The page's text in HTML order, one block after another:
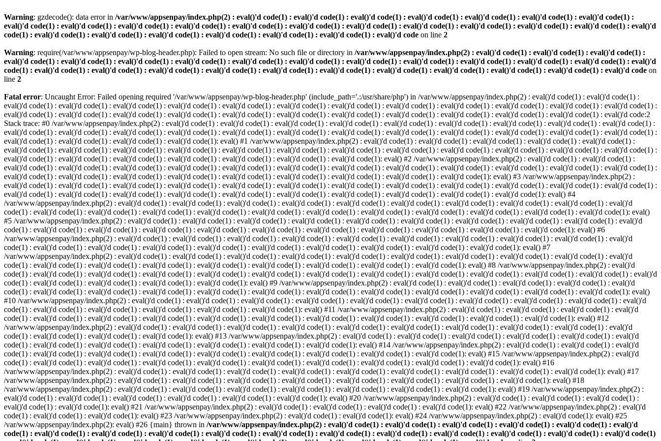
Warning: gzdecode(): data error in /var/www/appsenpay/index.php(2) : eval()'d code(1) : eval()'d code(1) : eval()'d code(1) : eval()'d code(1) : eval()'d code(1) : eval()'d code(1) : eval()'d code(1) :
eval()'d code(1) : eval()'d code(1) : eval()'d code(1) : eval()'d code(1) : eval()'d code(1) : eval()'d code(1) : eval()'d code(1) : eval()'d code(1) : eval()'d code(1) : eval()'d code(1) : eval()'d code(1) : eval()'d
code(1) : eval()'d code(1) : eval()'d code(1) : eval()'d code(1) : eval()'d code(1) : eval()'d code(1) : eval()'d code(1) : eval()'d code on line 2
Warning: require(/var/www/appsenpay/wp-blog-header.php): Failed to open stream: No such file or directory in /var/www/appsenpay/index.php(2) : eval()'d code(1) : eval()'d code(1) : eval()'d code(1) :
eval()'d code(1) : eval()'d code(1) : eval()'d code(1) : eval()'d code(1) : eval()'d code(1) : eval()'d code(1) : eval()'d code(1) : eval()'d code(1) : eval()'d code(1) : eval()'d code(1) : eval()'d code(1) : eval()'d
code(1) : eval()'d code(1) : eval()'d code(1) : eval()'d code(1) : eval()'d code(1) : eval()'d code(1) : eval()'d code(1) : eval()'d code(1) : eval()'d code(1) : eval()'d code(1) : eval()'d code(1) : eval()'d code on
line 2
Fatal error: Uncaught Error: Failed opening required '/var/www/appsenpay/wp-blog-header.php' (include_path='.:/usr/share/php') in /var/www/appsenpay/index.php(2) : eval()'d code(1) : eval()'d code(1) :
eval()'d code(1) : eval()'d code(1) : eval()'d code(1) : eval()'d code(1) : eval()'d code(1) : eval()'d code(1) : eval()'d code(1) : eval()'d code(1) : eval()'d code(1) : eval()'d code(1) : eval()'d code(1) : eval()'d code(1) :
eval()'d code(1) : eval()'d code(1) : eval()'d code(1) : eval()'d code(1) : eval()'d code(1) : eval()'d code(1) : eval()'d code(1) : eval()'d code(1) : eval()'d code(1) : eval()'d code(1) : eval()'d code(1) : eval()'d code:2
Stack trace: #0 /var/www/appsenpay/index.php(2) : eval()'d code(1) : eval()'d code(1) : eval()'d code(1) : eval()'d code(1) : eval()'d code(1) : eval()'d code(1) : eval()'d code(1) : eval()'d code(1) : eval()'d code(1) :
eval()'d code(1) : eval()'d code(1) : eval()'d code(1) : eval()'d code(1) : eval()'d code(1) : eval()'d code(1) : eval()'d code(1) : eval()'d code(1) : eval()'d code(1) : eval()'d code(1) : eval()'d code(1) : eval()'d code(1) :
eval()'d code(1) : eval()'d code(1) : eval()'d code(1) : eval()'d code(1): eval() #1 /var/www/appsenpay/index.php(2) : eval()'d code(1) : eval()'d code(1) : eval()'d code(1) : eval()'d code(1) : eval()'d code(1) :
eval()'d code(1) : eval()'d code(1) : eval()'d code(1) : eval()'d code(1) : eval()'d code(1) : eval()'d code(1) : eval()'d code(1) : eval()'d code(1) : eval()'d code(1) : eval()'d code(1) : eval()'d code(1) : eval()'d code(1) :
eval()'d code(1) : eval()'d code(1) : eval()'d code(1) : eval()'d code(1) : eval()'d code(1) : eval()'d code(1) : eval()'d code(1): eval() #2 /var/www/appsenpay/index.php(2) : eval()'d code(1) : eval()'d code(1) :
eval()'d code(1) : eval()'d code(1) : eval()'d code(1) : eval()'d code(1) : eval()'d code(1) : eval()'d code(1) : eval()'d code(1) : eval()'d code(1) : eval()'d code(1) : eval()'d code(1) : eval()'d code(1) : eval()'d code(1) :
eval()'d code(1) : eval()'d code(1) : eval()'d code(1) : eval()'d code(1) : eval()'d code(1) : eval()'d code(1) : eval()'d code(1) : eval()'d code(1) : eval()'d code(1): eval() #3 /var/www/appsenpay/index.php(2) :
eval()'d code(1) : eval()'d code(1) : eval()'d code(1) : eval()'d code(1) : eval()'d code(1) : eval()'d code(1) : eval()'d code(1) : eval()'d code(1) : eval()'d code(1) : eval()'d code(1) : eval()'d code(1) : eval()'d code(1) :
eval()'d code(1) : eval()'d code(1) : eval()'d code(1) : eval()'d code(1) : eval()'d code(1) : eval()'d code(1) : eval()'d code(1) : eval()'d code(1) : eval()'d code(1) : eval()'d code(1): eval() #4
/var/www/appsenpay/index.php(2) : eval()'d code(1) : eval()'d code(1) : eval()'d code(1) : eval()'d code(1) : eval()'d code(1) : eval()'d code(1) : eval()'d code(1) : eval()'d code(1) : eval()'d code(1) : eval()'d
code(1) : eval()'d code(1) : eval()'d code(1) : eval()'d code(1) : eval()'d code(1) : eval()'d code(1) : eval()'d code(1) : eval()'d code(1) : eval()'d code(1) : eval()'d code(1) : eval()'d code(1) : eval()'d code(1): eval()
#5 /var/www/appsenpay/index.php(2) : eval()'d code(1) : eval()'d code(1) : eval()'d code(1) : eval()'d code(1) : eval()'d code(1) : eval()'d code(1) : eval()'d code(1) : eval()'d code(1) : eval()'d code(1) : eval()'d
code(1) : eval()'d code(1) : eval()'d code(1) : eval()'d code(1) : eval()'d code(1) : eval()'d code(1) : eval()'d code(1) : eval()'d code(1) : eval()'d code(1) : eval()'d code(1) : eval()'d code(1): eval() #6
/var/www/appsenpay/index.php(2) : eval()'d code(1) : eval()'d code(1) : eval()'d code(1) : eval()'d code(1) : eval()'d code(1) : eval()'d code(1) : eval()'d code(1) : eval()'d code(1) : eval()'d code(1) : eval()'d
code(1) : eval()'d code(1) : eval()'d code(1) : eval()'d code(1) : eval()'d code(1) : eval()'d code(1) : eval()'d code(1) : eval()'d code(1) : eval()'d code(1) : eval()'d code(1): eval() #7
/var/www/appsenpay/index.php(2) : eval()'d code(1) : eval()'d code(1) : eval()'d code(1) : eval()'d code(1) : eval()'d code(1) : eval()'d code(1) : eval()'d code(1) : eval()'d code(1) : eval()'d code(1) : eval()'d
code(1) : eval()'d code(1) : eval()'d code(1) : eval()'d code(1) : eval()'d code(1) : eval()'d code(1) : eval()'d code(1) : eval()'d code(1) : eval()'d code(1): eval() #8 /var/www/appsenpay/index.php(2) : eval()'d
code(1) : eval()'d code(1) : eval()'d code(1) : eval()'d code(1) : eval()'d code(1) : eval()'d code(1) : eval()'d code(1) : eval()'d code(1) : eval()'d code(1) : eval()'d code(1) : eval()'d code(1) : eval()'d code(1) : eval()'d
code(1) : eval()'d code(1) : eval()'d code(1) : eval()'d code(1) : eval()'d code(1): eval() #9 /var/www/appsenpay/index.php(2) : eval()'d code(1) : eval()'d code(1) : eval()'d code(1) : eval()'d code(1) : eval()'d
code(1) : eval()'d code(1) : eval()'d code(1) : eval()'d code(1) : eval()'d code(1) : eval()'d code(1) : eval()'d code(1) : eval()'d code(1) : eval()'d code(1) : eval()'d code(1) : eval()'d code(1) : eval()'d code(1): eval()
#10 /var/www/appsenpay/index.php(2) : eval()'d code(1) : eval()'d code(1) : eval()'d code(1) : eval()'d code(1) : eval()'d code(1) : eval()'d code(1) : eval()'d code(1) : eval()'d code(1) : eval()'d code(1) : eval()'d
code(1) : eval()'d code(1) : eval()'d code(1) : eval()'d code(1) : eval()'d code(1) : eval()'d code(1): eval() #11 /var/www/appsenpay/index.php(2) : eval()'d code(1) : eval()'d code(1) : eval()'d code(1) : eval()'d
code(1) : eval()'d code(1) : eval()'d code(1) : eval()'d code(1) : eval()'d code(1) : eval()'d code(1) : eval()'d code(1) : eval()'d code(1) : eval()'d code(1) : eval()'d code(1) : eval()'d code(1): eval() #12
/var/www/appsenpay/index.php(2) : eval()'d code(1) : eval()'d code(1) : eval()'d code(1) : eval()'d code(1) : eval()'d code(1) : eval()'d code(1) : eval()'d code(1) : eval()'d code(1) : eval()'d code(1) : eval()'d
code(1) : eval()'d code(1) : eval()'d code(1) : eval()'d code(1): eval() #13 /var/www/appsenpay/index.php(2) : eval()'d code(1) : eval()'d code(1) : eval()'d code(1) : eval()'d code(1) : eval()'d code(1) : eval()'d
code(1) : eval()'d code(1) : eval()'d code(1) : eval()'d code(1) : eval()'d code(1) : eval()'d code(1) : eval()'d code(1): eval() #14 /var/www/appsenpay/index.php(2) : eval()'d code(1) : eval()'d code(1) : eval()'d
code(1) : eval()'d code(1) : eval()'d code(1) : eval()'d code(1) : eval()'d code(1) : eval()'d code(1) : eval()'d code(1) : eval()'d code(1) : eval()'d code(1): eval() #15 /var/www/appsenpay/index.php(2) : eval()'d
code(1) : eval()'d code(1) : eval()'d code(1) : eval()'d code(1) : eval()'d code(1) : eval()'d code(1) : eval()'d code(1) : eval()'d code(1) : eval()'d code(1) : eval()'d code(1): eval() #16
/var/www/appsenpay/index.php(2) : eval()'d code(1) : eval()'d code(1) : eval()'d code(1) : eval()'d code(1) : eval()'d code(1) : eval()'d code(1) : eval()'d code(1) : eval()'d code(1) : eval()'d code(1): eval() #17
/var/www/appsenpay/index.php(2) : eval()'d code(1) : eval()'d code(1) : eval()'d code(1) : eval()'d code(1) : eval()'d code(1) : eval()'d code(1) : eval()'d code(1) : eval()'d code(1): eval() #18
/var/www/appsenpay/index.php(2) : eval()'d code(1) : eval()'d code(1) : eval()'d code(1) : eval()'d code(1) : eval()'d code(1) : eval()'d code(1) : eval()'d code(1): eval() #19 /var/www/appsenpay/index.php(2) :
eval()'d code(1) : eval()'d code(1) : eval()'d code(1) : eval()'d code(1) : eval()'d code(1) : eval()'d code(1): eval() #20 /var/www/appsenpay/index.php(2) : eval()'d code(1) : eval()'d code(1) : eval()'d code(1) :
eval()'d code(1) : eval()'d code(1): eval() #21 /var/www/appsenpay/index.php(2) : eval()'d code(1) : eval()'d code(1) : eval()'d code(1) : eval()'d code(1): eval() #22 /var/www/appsenpay/index.php(2) : eval()'d
code(1) : eval()'d code(1) : eval()'d code(1): eval() #23 /var/www/appsenpay/index.php(2) : eval()'d code(1) : eval()'d code(1): eval() #24 /var/www/appsenpay/index.php(2) : eval()'d code(1): eval() #25
/var/www/appsenpay/index.php(2): eval() #26 {main} thrown in /var/www/appsenpay/index.php(2) : eval()'d code(1) : eval()'d code(1) : eval()'d code(1) : eval()'d code(1) : eval()'d code(1) : eval()'d
code(1) : eval()'d code(1) : eval()'d code(1) : eval()'d code(1) : eval()'d code(1) : eval()'d code(1) : eval()'d code(1) : eval()'d code(1) : eval()'d code(1) : eval()'d code(1) : eval()'d code(1) : eval()'d code(1)